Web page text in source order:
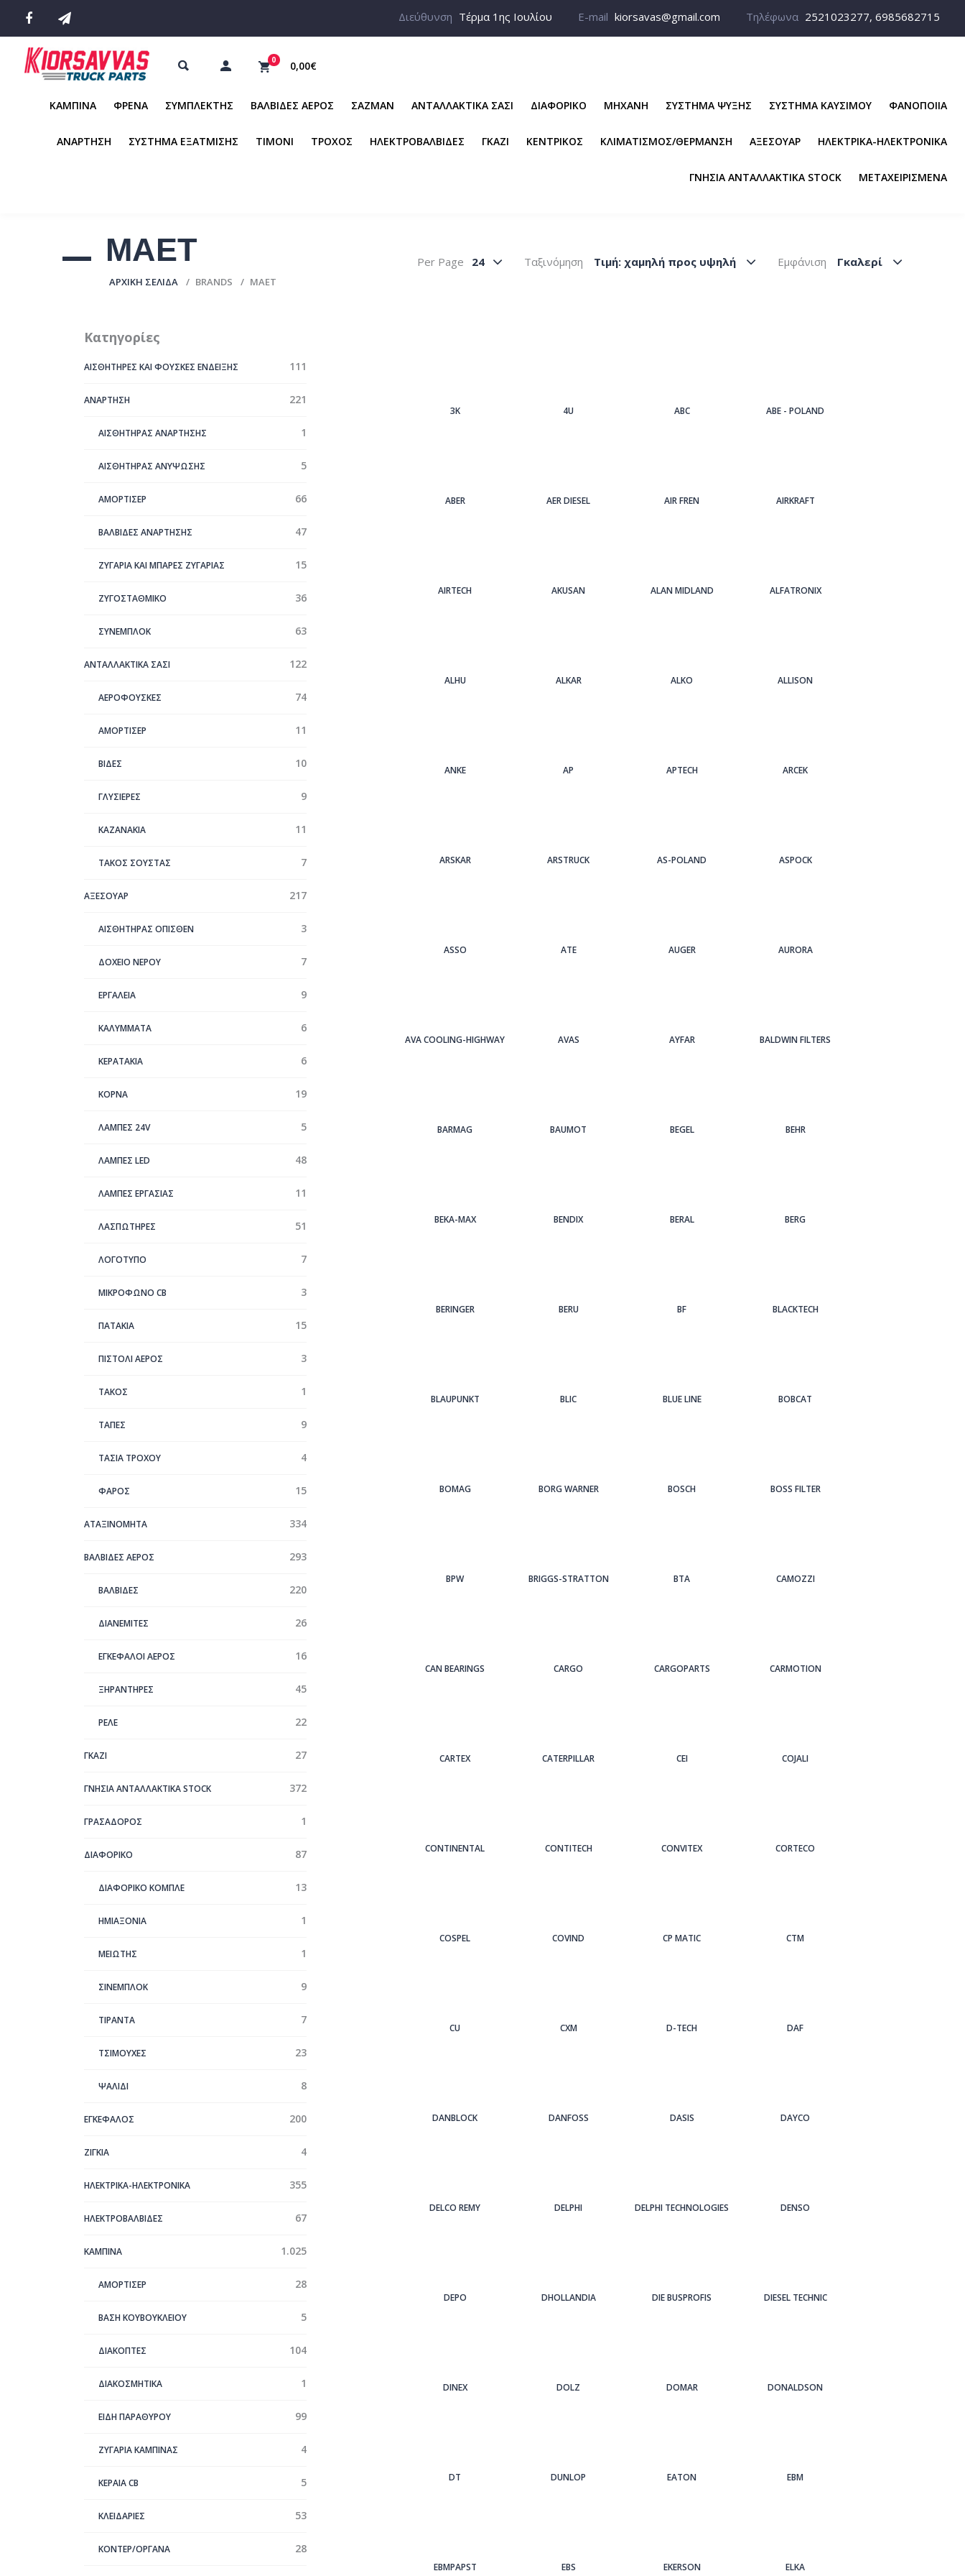
Διεύθυνση Τέρμα 1ης Ιουλίου E-mail kiorsavas@gmail.com Τηλέφωνα 2521023277, 6985682715
0 0,00€
ΚΑΜΠΙΝΑ ΦΡΕΝΑ ΣΥΜΠΛΕΚΤΗΣ ΒΑΛΒΙΔΕΣ ΑΕΡΟΣ ΣΑΖΜΑΝ ΑΝΤΑΛΛΑΚΤΙΚΑ ΣΑΣΙ ΔΙΑΦΟΡΙΚΟ ΜΗΧΑΝΗ ΣΥΣΤΗΜΑ ΨΥΞΗΣ ΣΥΣΤΗΜΑ ΚΑΥΣΙΜΟΥ ΦΑΝΟΠΟΙΙΑ
ΑΝΑΡΤΗΣΗ ΣΥΣΤΗΜΑ ΕΞΑΤΜΙΣΗΣ ΤΙΜΟΝΙ ΤΡΟΧΟΣ ΗΛΕΚΤΡΟΒΑΛΒΙΔΕΣ ΓΚΑΖΙ ΚΕΝΤΡΙΚΟΣ ΚΛΙΜΑΤΙΣΜΟΣ/ΘΕΡΜΑΝΣΗ ΑΞΕΣΟΥΑΡ ΗΛΕΚΤΡΙΚΑ-ΗΛΕΚΤΡΟΝΙΚΑ
ΓΝΗΣΙΑ ΑΝΤΑΛΛΑΚΤΙΚΑ STOCK ΜΕΤΑΧΕΙΡΙΣΜΕΝΑ
ΜΑΕΤ
ΑΡΧΙΚΉ ΣΕΛΊΔΑ BRANDS ΜΑΕΤ
Εμφάνιση Γκαλερί
Ταξινόμηση Tιμή: χαμηλή προς υψηλή
Per Page 24
Κατηγορίες
ΑΙΣΘΗΤΗΡΕΣ ΚΑΙ ΦΟΥΣΚΕΣ ΕΝΔΕΙΞΗΣ 111
ΑΝΑΡΤΗΣΗ 221
ΑΙΣΘΗΤΗΡΑΣ ΑΝΑΡΤΗΣΗΣ 1
ΑΙΣΘΗΤΗΡΑΣ ΑΝΥΨΩΣΗΣ 5
ΑΜΟΡΤΙΣΕΡ 66
ΒΑΛΒΙΔΕΣ ΑΝΑΡΤΗΣΗΣ 47
ΖΥΓΑΡΙΑ ΚΑΙ ΜΠΑΡΕΣ ΖΥΓΑΡΙΑΣ 15
ΖΥΓΟΣΤΑΘΜΙΚΟ 36
ΣYΝΕΜΠΛΟΚ 63
ΑΝΤΑΛΛΑΚΤΙΚΑ ΣΑΣΙ 122
ΑΕΡΟΦΟΥΣΚΕΣ 74
ΑΜΟΡΤΙΣΕΡ 11
ΒΙΔΕΣ 10
ΓΛΥΣΙΕΡΕΣ 9
ΚΑΖΑΝΑΚΙΑ 11
ΤΑΚΟΣ ΣΟΥΣΤΑΣ 7
ΑΞΕΣΟΥΑΡ 217
ΑΙΣΘΗΤΗΡΑΣ ΟΠΙΣΘΕΝ 3
ΔΟΧΕΙΟ ΝΕΡΟΥ 7
ΕΡΓΑΛΕΙΑ 9
ΚΑΛΥΜΜΑΤΑ 6
ΚΕΡΑΤΑΚΙΑ 6
ΚΟΡΝΑ 19
ΛΑΜΠΕΣ 24V 5
ΛΑΜΠΕΣ LED 48
ΛΑΜΠΕΣ ΕΡΓΑΣΙΑΣ 11
ΛΑΣΠΩΤΗΡΕΣ 51
ΛΟΓΟΤΥΠΟ 7
ΜΙΚΡΟΦΩΝΟ CB 3
ΠΑΤΑΚΙΑ 15
ΠΙΣΤΟΛΙ ΑΕΡΟΣ 3
ΤΑΚΟΣ 1
ΤΑΠΕΣ 9
ΤΑΣΙΑ ΤΡΟΧΟΥ 4
ΦΑΡΟΣ 15
ΑΤΑΞΙΝΌΜΗΤΑ 334
ΒΑΛΒΙΔΕΣ ΑΕΡΟΣ 293
ΒΑΛΒΙΔΕΣ 220
ΔΙΑΝΕΜΙΤΕΣ 26
ΕΓΚΕΦΑΛΟΙ ΑΕΡΟΣ 16
ΞΗΡΑΝΤΗΡΕΣ 45
ΡΕΛΕ 22
ΓΚΑΖΙ 27
ΓΝΗΣΙΑ ΑΝΤΑΛΛΑΚΤΙΚΑ STOCK 372
ΓΡΑΣΑΔΟΡΟΣ 1
ΔΙΑΦΟΡΙΚΟ 87
ΔΙΑΦΟΡΙΚΟ ΚΟΜΠΛΕ 13
ΗΜΙΑΞΟΝΙΑ 1
ΜΕΙΩΤΗΣ 1
ΣΙΝΕΜΠΛΟΚ 9
ΤΙΡΑΝΤΑ 7
ΤΣΙΜΟΥΧΕΣ 23
ΨΑΛΙΔΙ 8
ΕΓΚΕΦΑΛΟΣ 200
ΖΙΓΚΙΑ 4
ΗΛΕΚΤΡΙΚΑ-ΗΛΕΚΤΡΟΝΙΚΑ 355
ΗΛΕΚΤΡΟΒΑΛΒΙΔΕΣ 67
ΚΑΜΠΙΝΑ 1.025
ΑΜΟΡΤΙΣΕΡ 28
ΒΑΣΗ ΚΟΥΒΟΥΚΛΕΙΟΥ 5
ΔΙΑΚΟΠΤΕΣ 104
ΔΙΑΚΟΣΜΗΤΙΚΑ 1
ΕΙΔΗ ΠΑΡΑΘΥΡΟΥ 99
ΖΥΓΑΡΙΑ ΚΑΜΠΙΝΑΣ 4
ΚΕΡΑΊΑ CB 5
ΚΛΕΙΔΑΡΙΕΣ 53
ΚΟΝΤΕΡ/ΟΡΓΑΝΑ 28
3Κ 4U ABC ABE - POLAND
ABER AER DIESEL AIR FREN AIRKRAFT
AIRTECH AKUSAN ALAN MIDLAND ALFATRONIX
ALHU ALKAR ALKO ALLISON
ANKE AP APTECH ARCEK
ARSKAR ARSTRUCK AS-POLAND ASPOCK
ASSO ATE AUGER AURORA
AVA COOLING-HIGHWAY AVAS AYFAR BALDWIN FILTERS
BARMAG BAUMOT BEGEL BEHR
BEKA-MAX BENDIX BERAL BERG
BERINGER BERU BF BLACKTECH
BLAUPUNKT BLIC BLUE LINE BOBCAT
BOMAG BORG WARNER BOSCH BOSS FILTER
BPW BRIGGS-STRATTON BTA CAMOZZI
CAN BEARINGS CARGO CARGOPARTS CARMOTION
CARTEX CATERPILLAR CEI COJALI
CONTINENTAL CONTITECH CONVITEX CORTECO
COSPEL COVIND CP MATIC CTM
CU CXM D-TECH DAF
DANBLOCK DANFOSS DASIS DAYCO
DELCO REMY DELPHI DELPHI TECHNOLOGIES DENSO
DEPO DHOLLANDIA DIE BUSPROFIS DIESEL TECHNIC
DINEX DOLZ DOMAR DONALDSON
DT DUNLOP EATON EBM
EBMPAPST EBS EKERSON ELKA